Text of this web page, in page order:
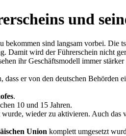
und
sind langsam vorbei. Die
Damit wird der Führerschein nicht
ihr Geschäftsmodell immer stärker
dass er von den deutschen
.
10 und 15 Jahren.
wieder zu aktivieren. Auch das
Union komplett umgesetzt